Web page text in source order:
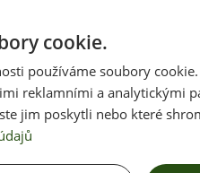
Přednostní
soutěžích, akcích
cookie.
používáme soubory
reklamními a analytickými
jim poskytli nebo které